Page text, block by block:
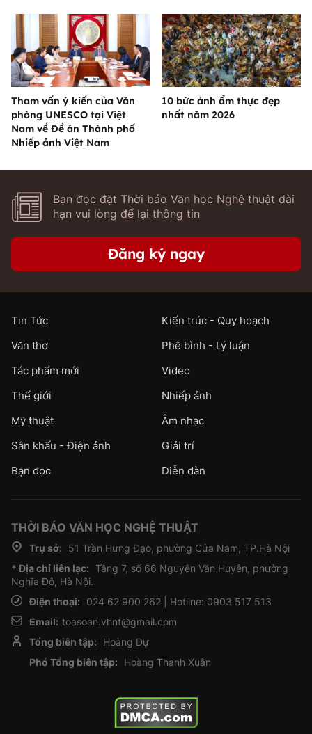
Tham vấn ý kiến của Văn
phòng UNESCO tại Việt
Nam về Đề án Thành phố
Nhiếp ảnh Việt Nam
10 bức ảnh ẩm thực đẹp
nhất năm 2026
Bạn đọc đặt Thời báo Văn học Nghệ thuật dài
hạn vui lòng để lại thông tin
Đăng ký ngay
Tin Tức
Kiến trúc - Quy hoạch
Văn thơ
Phê bình - Lý luận
Tác phẩm mới
Video
Thế giới
Nhiếp ảnh
Mỹ thuật
Âm nhạc
Sân khấu - Điện ảnh
Giải trí
Bạn đọc
Diễn đàn
THỜI BÁO VĂN HỌC NGHỆ THUẬT
Trụ sở:
51 Trần Hưng Đạo, phường Cửa Nam, TP.Hà Nội
* Địa chỉ liên lạc: Tầng 7, số 66 Nguyễn Văn Huyên, phường
Nghĩa Đô, Hà Nội.
Điện thoại:
024 62 900 262 | Hotline: 0903 517 513
Email: toasoan.vhnt@gmail.com
Tổng biên tập:
Hoàng Dự
Phó Tổng biên tập:
Hoàng Thanh Xuân